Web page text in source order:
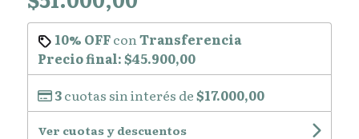
10% OFFcon Transferencia
Precio final:$45.900,00
3cuotas sin interés de$17.000,00
Ver cuotas y descuentos